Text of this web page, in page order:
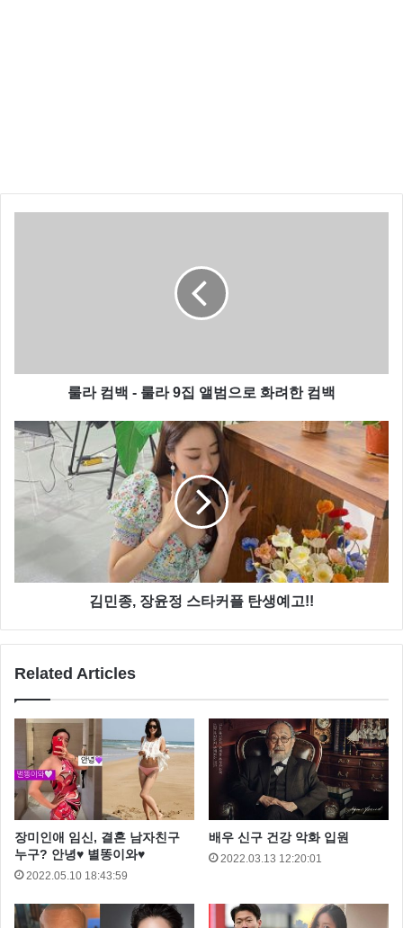
룰라 컴백 - 룰라 9집 앨범으로 화려한 컴백
김민종, 장윤정 스타커플 탄생예고!!
Related Articles
장미인애 임신, 결혼 남자친구
누구? 안녕♥ 별똥이와♥
2022.05.10 18:43:59
배우 신구 건강 악화 입원
2022.03.13 12:20:01